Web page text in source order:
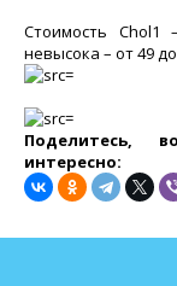
Стоимость Chol1
невысока – от 49
Поделитесь,
интересно: